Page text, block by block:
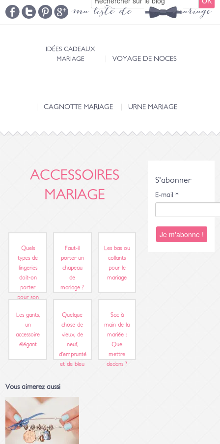
ma liste de mariage
IDÉES CADEAUX
MARIAGE
VOYAGE DE NOCES
CAGNOTTE MARIAGE URNE MARIAGE
ACCESSOIRES
MARIAGE
Quels
types de
lingeries
doit-on
porter
pour son
Faut-il
porter un
chapeau
de
mariage ?
Les bas ou
collants
pour le
mariage
Les gants,
un
accessoire
élégant
Quelque
chose de
vieux, de
neuf,
d’emprunté
et de bleu
Sac à
main de la
mariée :
Que
mettre
dedans ?
Vous aimerez aussi
S'abonner
E-mail *